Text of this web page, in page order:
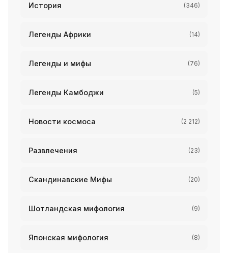
История (346)
Легенды Африки (14)
Легенды и мифы (76)
Легенды Камбоджи (5)
Новости космоса (2 212)
Развлечения (23)
Скандинавские Мифы (20)
Шотландская мифология (9)
Японская мифология (8)